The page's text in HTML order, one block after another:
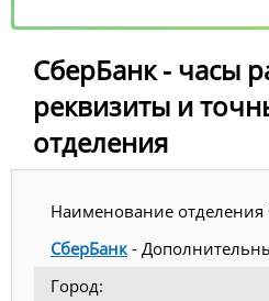
СберБанк - часы
реквизиты и
отделения
Наименование отделения
СберБанк -
Город: